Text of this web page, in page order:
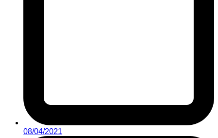
08/04/2021